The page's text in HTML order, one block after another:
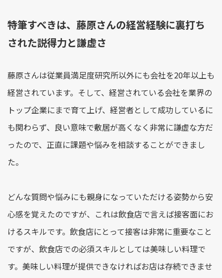
特筆すべきは、藤原さんの経営経験に裏打ち
された説得力と謙虚さ
藤原さんは従業員満足度研究所以外にも会社を20年以上も
経営されています。そして、経営されている会社を業界の
トップ企業にまで育て上げ、経営者として成功しているに
も関わらず、良い意味で敷居が高くなく非常に謙虚な方だ
ったので、正直に課題や悩みを相談することができまし
た。
どんな質問や悩みにも親身になっていただける姿勢から安
心感を覚えたのですが、これは飲食店で言えば接客面にお
けるスキルです。飲食店にとって接客は非常に重要なこと
ですが、飲食店での必須スキルとしては美味しい料理で
す。美味しい料理が提供できなければお店は存続できませ